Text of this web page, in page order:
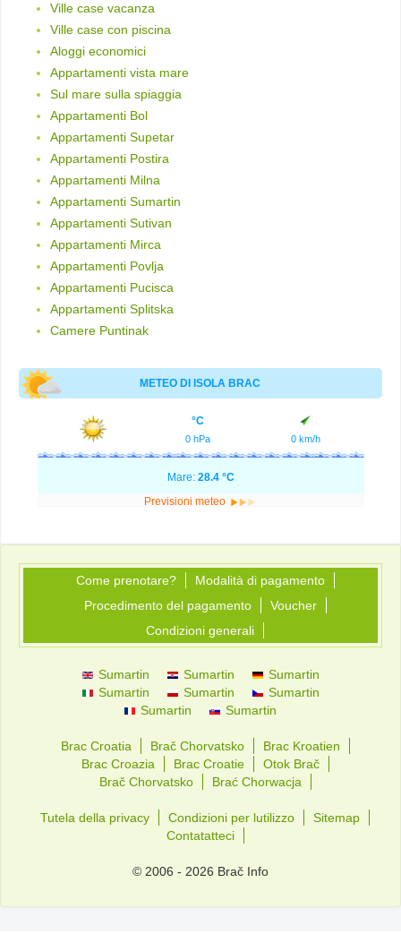
Ville case vacanza
Ville case con piscina
Aloggi economici
Appartamenti vista mare
Sul mare sulla spiaggia
Appartamenti Bol
Appartamenti Supetar
Appartamenti Postira
Appartamenti Milna
Appartamenti Sumartin
Appartamenti Sutivan
Appartamenti Mirca
Appartamenti Povlja
Appartamenti Pucisca
Appartamenti Splitska
Camere Puntinak
METEO DI ISOLA BRAC
°C
0 hPa 0 km/h
Mare:28.4 °C
Previsioni meteo
Come prenotare?
Modalità di pagamento
Procedimento del pagamento
Voucher
Condizioni generali
Sumartin Sumartin
Sumartin
Sumartin
Sumartin
Sumartin
Sumartin
Sumartin
Brac Croatia Brač Chorvatsko
Brac Kroatien
Brac Croazia
Brac Croatie
Otok Brač
Brač Chorvatsko
Brać Chorwacja
Tutela della privacy Condizioni per lutilizzo
Sitemap
Contatatteci
© 2006 - 2026 Brač Info